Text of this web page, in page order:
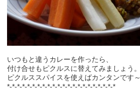
いつもと違うカレーを作ったら、
付け合せもピクルスに替えてみましょう。
ピクルススパイスを使えばカンタンです～
*-*-*-*-*-*-*-*-*-*-*-*-*-*-*-*-*-*-*-*-*-*